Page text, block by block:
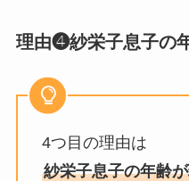
理由❹紗栄子息子の
4つ目の理由は
紗栄子息子の年齢